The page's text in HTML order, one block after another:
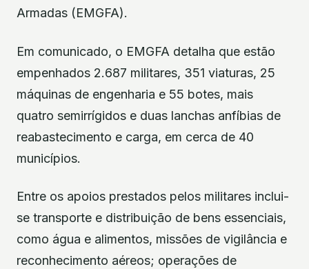
Armadas (EMGFA).
Em comunicado, o EMGFA detalha que estão
empenhados 2.687 militares, 351 viaturas, 25
máquinas de engenharia e 55 botes, mais
quatro semirrígidos e duas lanchas anfíbias de
reabastecimento e carga, em cerca de 40
municípios.
Entre os apoios prestados pelos militares inclui-
se transporte e distribuição de bens essenciais,
como água e alimentos, missões de vigilância e
reconhecimento aéreos; operações de